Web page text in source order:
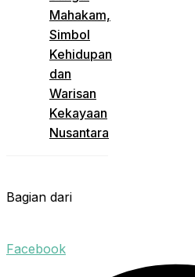
Mahakam,
Simbol
Kehidupan
dan
Warisan
Kekayaan
Nusantara
Bagian dari
Facebook